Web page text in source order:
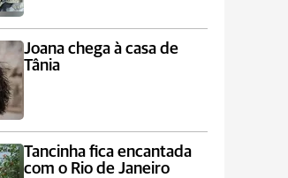
Joana chega à casa de
Tânia
Tancinha fica encantada
com o Rio de Janeiro